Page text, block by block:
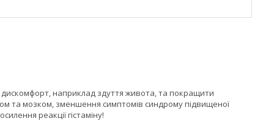
наприклад здуття живота, та покращити
та мозком, зменшення симптомів синдрому підвищеної
реакції гістаміну!